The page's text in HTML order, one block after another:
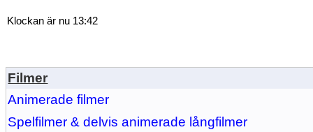
Klockan är nu 13:42
Filmer
Animerade filmer
Spelfilmer & delvis animerade långfilmer